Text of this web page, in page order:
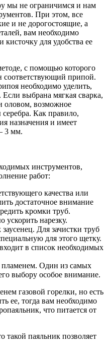
мы не ограничимся и нам
При этом, все
и не дорогостоящие, а
вам необходимо
для удобства ее
с помощью которого
соответствующий припой.
необходимо уделить,
выбрана мягкая сварка,
оловом, возможное
Как правило,
назначения и имеет
3 мм.
инструментов,
работ:
качества или
достаточное внимание
кромки труб.
ускорить нарезку.
Для зачистки труб
для этого щетку.
в список необходимых
пламенем. Один из самых
выбору особое внимание.
газовой горелки, но есть
ее, тогда вам необходимо
что питается от
такой паяльник позволяет